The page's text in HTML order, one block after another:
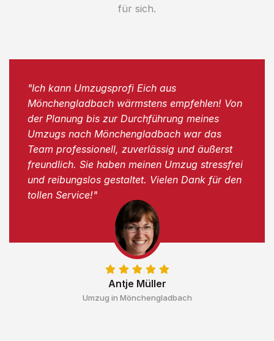
für sich.
Antje Müller
Umzug in Mönchengladbach
"Ich kann Umzugsprofi Eich aus
Mönchengladbach wärmstens empfehlen! Von
der Planung bis zur Durchführung meines
Umzugs nach Mönchengladbach war das
Team professionell, zuverlässig und äußerst
freundlich. Sie haben meinen Umzug stressfrei
und reibungslos gestaltet. Vielen Dank für den
tollen Service!"